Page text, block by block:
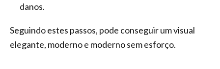
danos.
Seguindo estes passos, pode conseguir um visual
elegante, moderno e moderno sem esforço.